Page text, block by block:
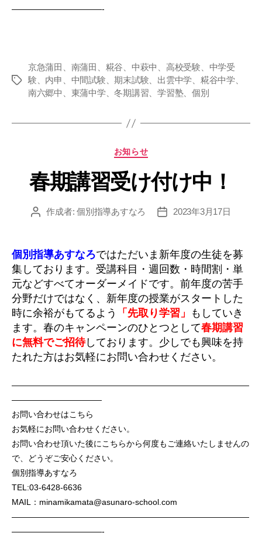
———————————-
タ
京急蒲田、南蒲田、糀谷、中萩中、高校受験、中学受
験、内申、中間試験、期末試験、出雲中学、糀谷中学、
南六郷中、東蒲中学、冬期講習、学習塾、個別
カ
ゴ
リ
お知らせ
春期講習受け付け中！
投
作成者:個別指導あすなろ
投
2023年3月17日
個別指導あすなろではただいま新年度の生徒を募
集しております。受講科目・週回数・時間割・単
元などすべてオーダーメイドです。前年度の苦手
分野だけではなく、新年度の授業がスタートした
時に余裕がもてるよう
「先取り学習」 も していき
ます。春のキャンペーンのひとつとして春期講習
に無料でご招待しております。少しでも興味を持
たれた方はお気軽にお問い合わせください。
—————————————————————————————
———————————
お問い合わせはこちら
お気軽にお問い合わせください。
お問い合わせ頂いた後にこちらから何度もご連絡いたしませんの
で、どうぞご安心ください。
個別指導あすなろ
TEL:03-6428-6636
MAIL：minamikamata@asunaro-school.com
—————————————————————————————